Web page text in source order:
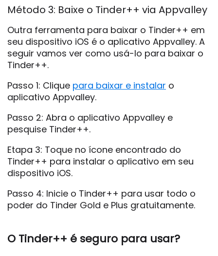
Método 3: Baixe o Tinder++ via Appvalley
Outra ferramenta para baixar o Tinder++ em
seu dispositivo iOS é o aplicativo Appvalley. A
seguir vamos ver como usá-lo para baixar o
Tinder++.
Passo 1: Clique para baixar e instalar o
aplicativo Appvalley.
Passo 2: Abra o aplicativo Appvalley e
pesquise Tinder++.
Etapa 3: Toque no ícone encontrado do
Tinder++ para instalar o aplicativo em seu
dispositivo iOS.
Passo 4: Inicie o Tinder++ para usar todo o
poder do Tinder Gold e Plus gratuitamente.
O Tinder++ é seguro para usar?